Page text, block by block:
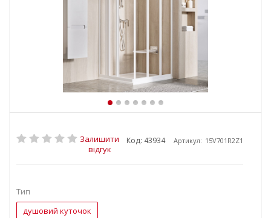
Залишити
відгук
Код: 43934 Артикул: 15V701R2Z1
Тип
душовий куточок